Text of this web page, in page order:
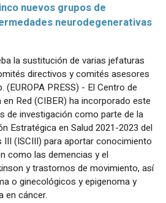
nuevos grupos de
neurodegenerativas
la sustitución de varias jefaturas
directivos y comités asesores
(EUROPA PRESS) - El Centro de
Red (CIBER) ha incorporado este
de investigación como parte de la
Estratégica en Salud 2021-2023 del
(ISCIII) para aportar conocimiento
como las demencias y el
y trastornos de movimiento, así
o ginecológicos y epigenoma y
en cáncer.